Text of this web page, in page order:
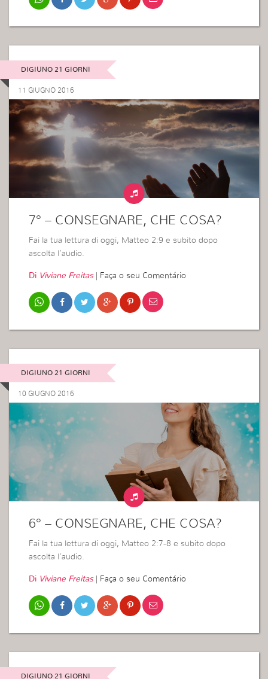
DIGIUNO 21 GIORNI
11 GIUGNO 2016
7° – CONSEGNARE, CHE COSA?
Fai la tua lettura di oggi, Matteo 2:9 e subito dopo
ascolta l’audio.
Di Viviane Freitas| Faça o seu Comentário
DIGIUNO 21 GIORNI
10 GIUGNO 2016
6° – CONSEGNARE, CHE COSA?
Fai la tua lettura di oggi, Matteo 2:7-8 e subito dopo
ascolta l’audio.
Di Viviane Freitas| Faça o seu Comentário
DIGIUNO 21 GIORNI